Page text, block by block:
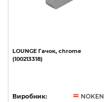
LOUNGE Гачок, chrome
(100213318)
Виробник: NOKEN